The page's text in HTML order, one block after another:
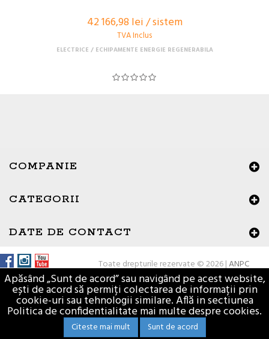
42 166,98 lei / sistem
TVA Inclus
ELECTRICE ECHIPAMENTE ENERGIE REGENERABILA
COMPANIE
CATEGORII
DATE DE CONTACT
Toate drepturile rezervate © 2026 |ANPC
Materiale de constructii - Vasion.ro
Apăsând „Sunt de acord” sau navigând pe acest website,
ești de acord să permiți colectarea de informații prin
cookie-uri sau tehnologii similare. Află in sectiunea
Politica de confidentialitate mai multe despre cookies.
Citeste mai mult Sunt de acord